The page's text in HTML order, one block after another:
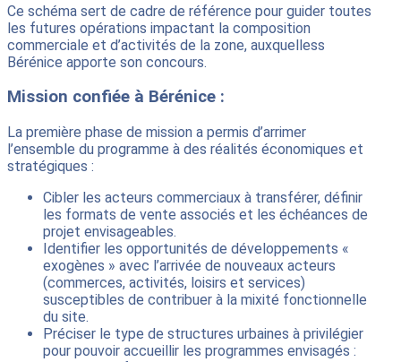
Ce schéma sert de cadre de référence pour guider toutes
les futures opérations impactant la composition
commerciale et d’activités de la zone, auxquelless
Bérénice apporte son concours.
Mission confiée à Bérénice :
La première phase de mission a permis d’arrimer
l’ensemble du programme à des réalités économiques et
stratégiques :
Cibler les acteurs commerciaux à transférer, définir
les formats de vente associés et les échéances de
projet envisageables.
Identifier les opportunités de développements «
exogènes » avec l’arrivée de nouveaux acteurs
(commerces, activités, loisirs et services)
susceptibles de contribuer à la mixité fonctionnelle
du site.
Préciser le type de structures urbaines à privilégier
pour pouvoir accueillir les programmes envisagés :